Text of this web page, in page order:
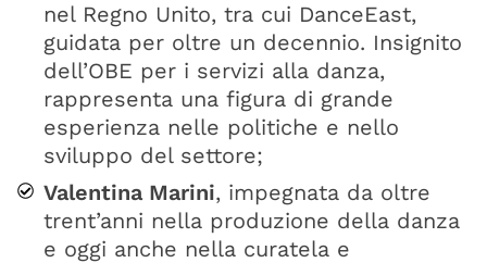
nel Regno Unito, tra cui DanceEast,
guidata per oltre un decennio. Insignito
dell’OBE per i servizi alla danza,
rappresenta una figura di grande
esperienza nelle politiche e nello
sviluppo del settore;
Valentina Marini, impegnata da oltre
trent’anni nella produzione della danza
e oggi anche nella curatela e